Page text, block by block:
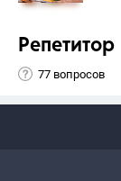
Репетитор
77 вопросов